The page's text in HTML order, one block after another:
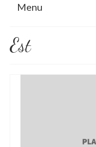
Menu
Avaleht
Est